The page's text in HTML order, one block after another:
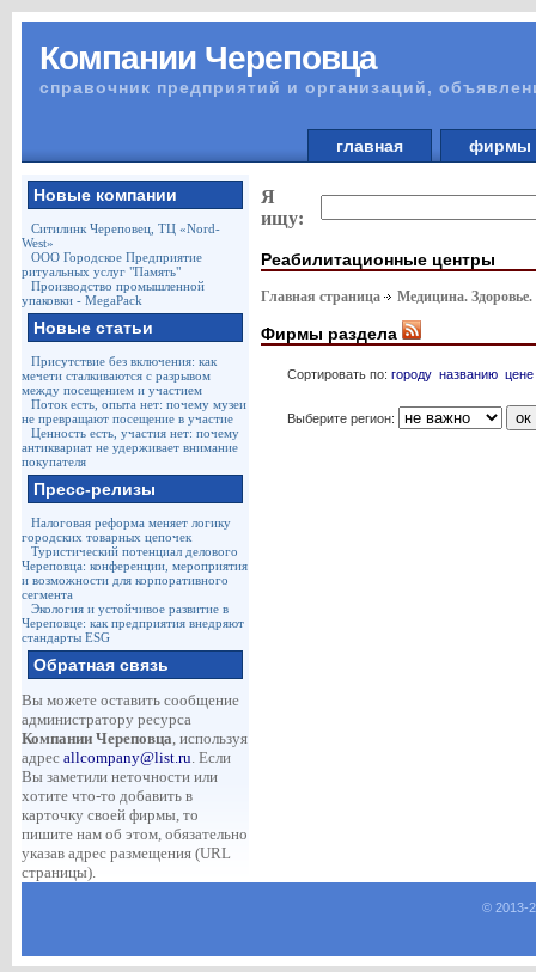
Компании Череповца
справочник предприятий и организаций,
главная
Новые компании
Ситилинк Череповец, ТЦ «Nord-
West»
ООО Городское Предприятие
ритуальных услуг "Память"
Производство промышленной
упаковки - MegaPack
Новые статьи
Присутствие без включения: как
мечети сталкиваются с разрывом
между посещением и участием
Поток есть, опыта нет: почему музеи
не превращают посещение в участие
Ценность есть, участия нет: почему
антиквариат не удерживает внимание
покупателя
Пресс-релизы
Налоговая реформа меняет логику
городских товарных цепочек
Туристический потенциал делового
Череповца: конференции, мероприятия
и возможности для корпоративного
сегмента
Экология и устойчивое развитие в
Череповце: как предприятия внедряют
стандарты ESG
Обратная связь
Вы можете оставить сообщение
администратору ресурса
Компании Череповца, используя
адрес allcompany@list.ru. Если
Вы заметили неточности или
хотите что-то добавить в
карточку своей фирмы, то
пишите нам об этом, обязательно
указав адрес размещения (URL
страницы).
Я
ищу:
Реабилитационные центры
Главная страница Медицина. Здоровье.
Фирмы раздела
Сортировать по: городу названию цене
Выберите регион:
© 2013-